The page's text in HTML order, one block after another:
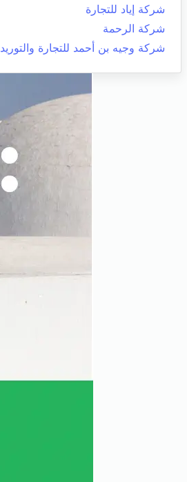
شركة إياد للتجارة
شركة الرحمة
شركة وجيه بن أحمد للتجارة والتوريد